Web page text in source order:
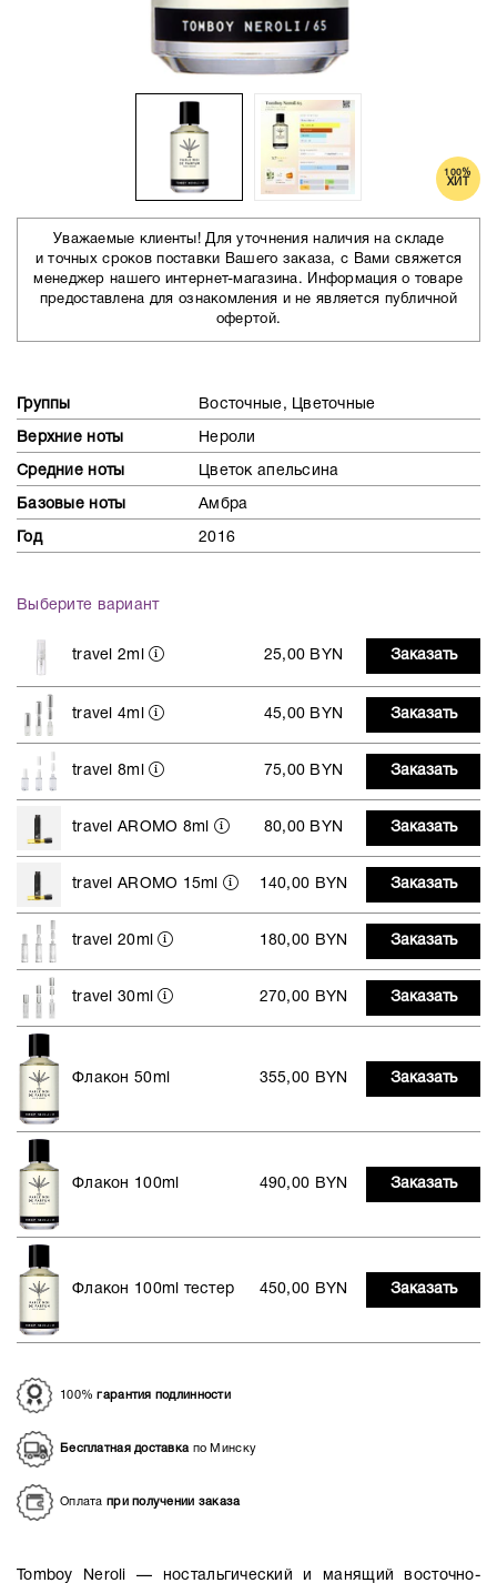
100%
ХИТ
Уважаемые клиенты! Для уточнения наличия на складе
и точных сроков поставки Вашего заказа, с Вами свяжется
менеджер нашего интернет-магазина. Информация о товаре
предоставлена для ознакомления и не является публичной
офертой.
Группы Восточные, Цветочные
Верхние ноты Нероли
Средние ноты Цветок апельсина
Базовые ноты Амбра
Год 2016
Выберите вариант
travel 2ml 25,00 BYN Заказать
travel 4ml 45,00 BYN Заказать
travel 8ml 75,00 BYN Заказать
travel AROMO 8ml 80,00 BYN Заказать
travel AROMO 15ml 140,00 BYN Заказать
travel 20ml 180,00 BYN Заказать
travel 30ml 270,00 BYN Заказать
Флакон 50ml 355,00 BYN Заказать
Флакон 100ml 490,00 BYN Заказать
Флакон 100ml тестер 450,00 BYN Заказать
100%гарантия подлинности
Бесплатная доставкапо Минску
Оплата при получении заказа
Tomboy Neroli — ностальгический и манящий восточно-